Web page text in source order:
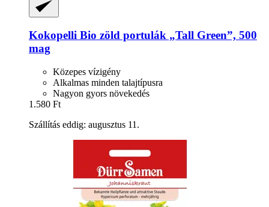
Kokopelli Bio zöld portulák „Tall Green”, 500
mag
Közepes vízigény
Alkalmas minden talajtípusra
Nagyon gyors növekedés
1.580 Ft
Szállítás eddig: augusztus 11.